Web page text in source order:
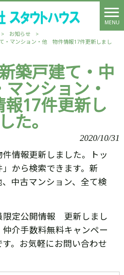
MENU
> お知らせ
>
・マンション・他 物件情報17件更新しまし
築戸建て・中
ンション・
17件更新し
た。
2020/10/31
情報更新しました。トッ
から検索できます。新
中古マンション、全て検
定公開情報 更新しまし
介手数料無料キャンペー
。お気軽にお問い合わせ